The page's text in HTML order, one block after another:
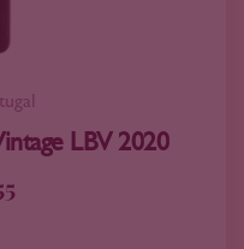
LBV 2020